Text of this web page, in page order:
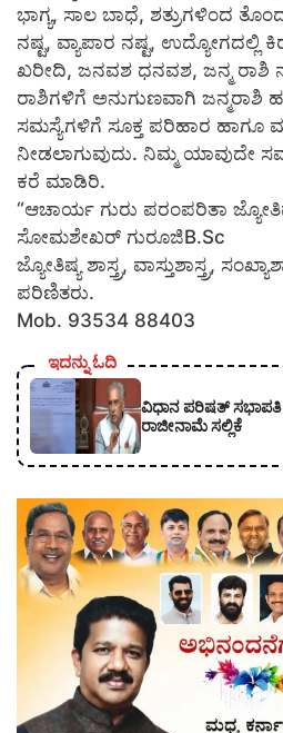
ಭಾಗ್ಯ, ಸಾಲ ಬಾಧೆ, ಶತ್ರುಗಳಿಂದ
ನಷ್ಟ, ವ್ಯಾಪಾರ ನಷ್ಟ, ಉದ್ಯೋಗದಲ್ಲಿ
ಖರೀದಿ, ಜನವಶ ಧನವಶ, ಜನ್ಮ ರಾಶಿ
ರಾಶಿಗಳಿಗೆ ಅನುಗುಣವಾಗಿ ಜನ್ಮರಾಶಿ
ಸಮಸ್ಯೆಗಳಿಗೆ ಸೂಕ್ತ ಪರಿಹಾರ ಹಾಗೂ
ನೀಡಲಾಗುವುದು. ನಿಮ್ಮ ಯಾವುದೇ
ಕರೆ ಮಾಡಿರಿ.
“ಆಚಾರ್ಯ ಗುರು ಪರಂಪರಿತಾ
ಸೋಮಶೇಖರ್ ಗುರೂಜಿB.Sc
ಜ್ಯೋತಿಷ್ಯ ಶಾಸ್ತ್ರ, ವಾಸ್ತುಶಾಸ್ತ್ರ,
ಪರಿಣಿತರು.
Mob. 93534 88403
ಇದನ್ನು ಓದಿ
ವಿಧಾನ ಪರಿಷತ್‌ ಸಭಾಪತಿ
ರಾಜೀನಾಮೆ ಸಲ್ಲಿಕೆ